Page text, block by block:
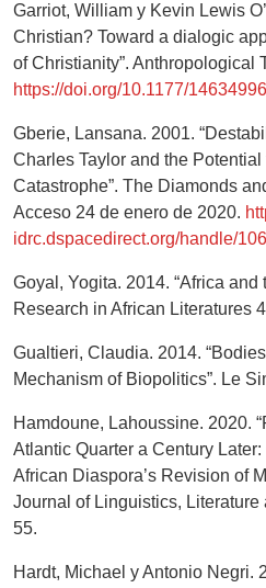
Garriot, William y Kevin Lewis
Christian? Toward a dialogic
of Christianity”. Anthropological
https://doi.org/10.1177/
Gberie, Lansana. 2001.
Charles Taylor and the
Catastrophe”. The Diamonds
Acceso 24 de enero de 2020.
idrc.dspacedirect.org/handle/
Goyal, Yogita. 2014. “Africa and
Research in African Literatures
Gualtieri, Claudia. 2014.
Mechanism of Biopolitics”. Le
Hamdoune, Lahoussine. 2020.
Atlantic Quarter a Century
African Diaspora’s Revision of
Journal of Linguistics, Literature
55.
Hardt, Michael y Antonio Negri.